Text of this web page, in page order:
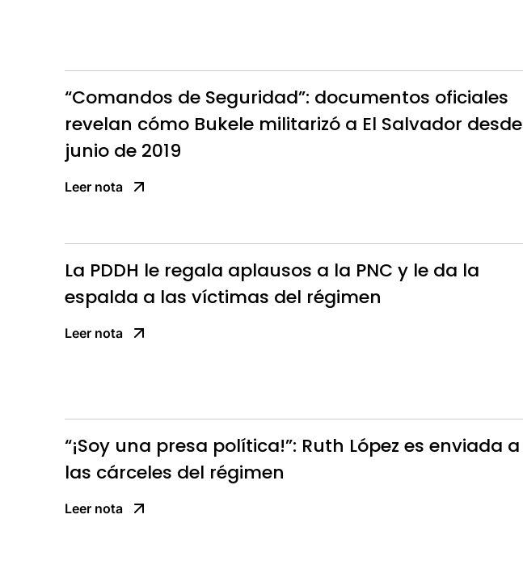
“Comandos de Seguridad”: documentos oficiales
revelan cómo Bukele militarizó a El Salvador desde
junio de 2019
Leer nota
La PDDH le regala aplausos a la PNC y le da la
espalda a las víctimas del régimen
Leer nota
“¡Soy una presa política!”: Ruth López es enviada a
las cárceles del régimen
Leer nota